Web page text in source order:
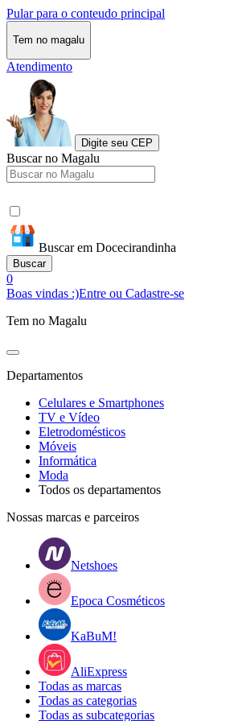
Pular para o conteudo principal
Tem no magalu
Atendimento
Digite seu CEP
Buscar no Magalu
Buscar em Docecirandinha
Buscar
0
Boas vindas :)Entre ou Cadastre-se
Tem no Magalu
Departamentos
Celulares e Smartphones
TV e Vídeo
Eletrodomésticos
Móveis
Informática
Moda
Todos os departamentos
Nossas marcas e parceiros
Netshoes
Epoca Cosméticos
KaBuM!
AliExpress
Todas as marcas
Todas as categorias
Todas as subcategorias